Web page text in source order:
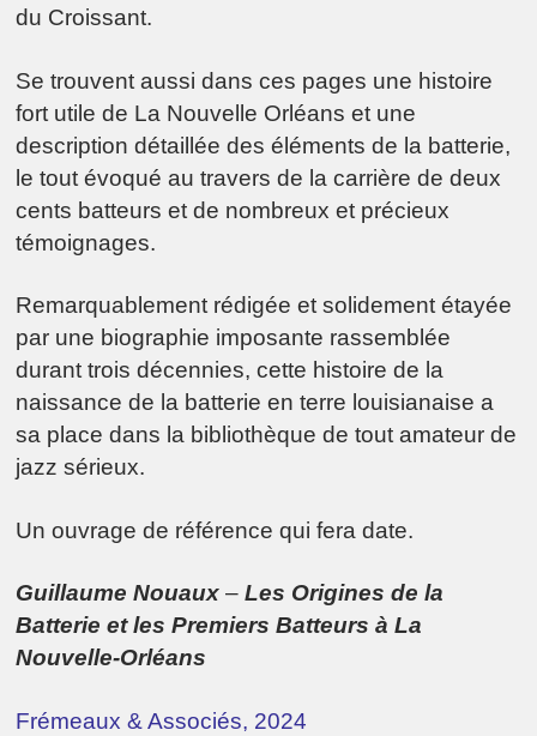
du Croissant.
Se trouvent aussi dans ces pages une histoire
fort utile de La Nouvelle Orléans et une
description détaillée des éléments de la batterie,
le tout évoqué au travers de la carrière de deux
cents batteurs et de nombreux et précieux
témoignages.
Remarquablement rédigée et solidement étayée
par une biographie imposante rassemblée
durant trois décennies, cette histoire de la
naissance de la batterie en terre louisianaise a
sa place dans la bibliothèque de tout amateur de
jazz sérieux.
Un ouvrage de référence qui fera date.
Guillaume Nouaux –Les Origines de la
Batterie et les Premiers Batteurs à La
Nouvelle-Orléans
Frémeaux & Associés, 2024